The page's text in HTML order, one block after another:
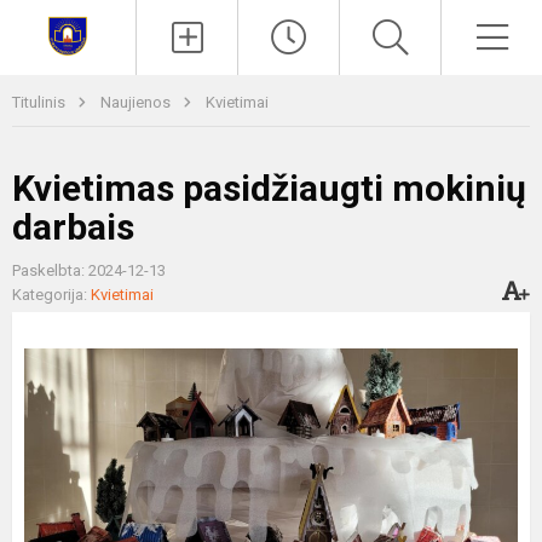
Titulinis Naujienos Kvietimai
Kvietimas pasidžiaugti mokinių
darbais
Paskelbta: 2024-12-13
Kategorija: Kvietimai